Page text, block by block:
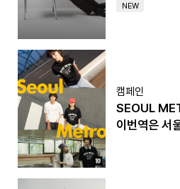
NEW
캠페인
SEOUL
이번역은 서